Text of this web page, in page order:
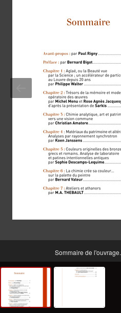
Sommaire de l'ouvrage.